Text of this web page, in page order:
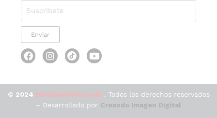
Enviar
© 2024 tumejoroferta.com. Todos los derechos reservados
– Desarrollado por Creando Imagen Digital